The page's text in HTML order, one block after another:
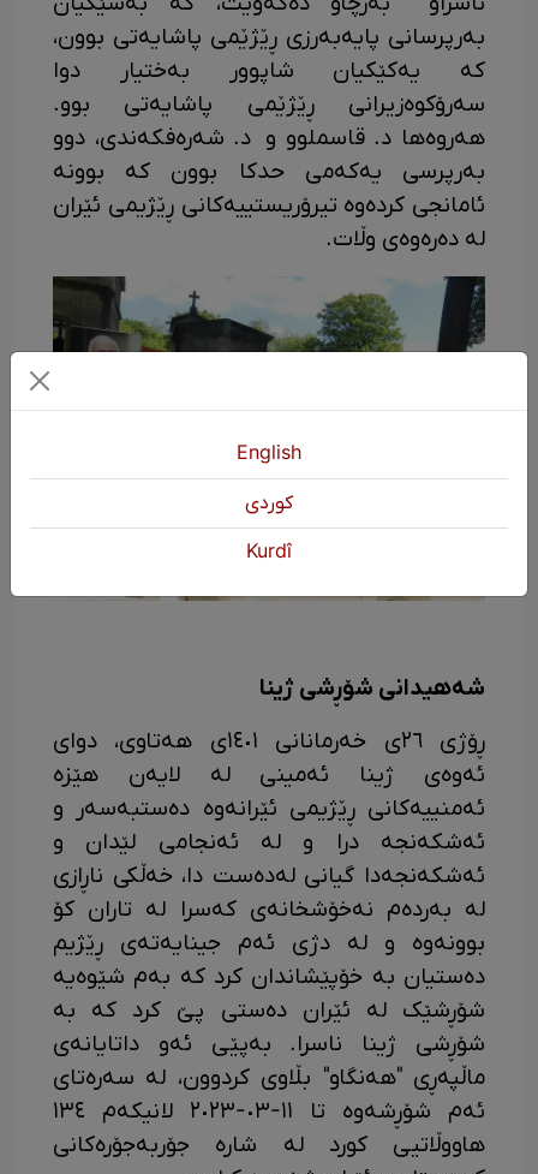
بەرپرسانی پایەبەرزی ڕێژێمی پاشایەتی بوون،
کە یەکێکیان شاپوور بەختیار دوا
سەرۆکوەزیرانی ڕێژێمی پاشایەتی بوو.
هەروەها د. قاسملوو و د. شەرەفکەندی، دوو
بەرپرسی یەکەمی حدکا بوون کە بوونە
ئامانجی کردەوە تیرۆریستییەکانی ڕێژیمی ئێران
لە دەرەوەی وڵات.
شەهیدانی شۆڕشی ژینا
ڕۆژی ٢٦ی خەرمانانی ١٤٠١ی هەتاوی، دوای
ئەوەی ژینا ئەمینی لە لایەن هێزە
ئەمنییەکانی ڕێژیمی ئێرانەوە دەستبەسەر و
ئەشکەنجە درا و لە ئەنجامی لێدان و
ئەشکەنجەدا گیانی لەدەست دا، خەڵکی ناڕازی
لە بەردەم نەخۆشخانەی کەسرا لە تاران کۆ
بوونەوە و لە دژی ئەم جینایەتەی ڕێژیم
دەستیان بە خۆپێشاندان کرد کە بەم شێوەیە
شۆڕشێک لە ئێران دەستی پێ کرد کە بە
شۆڕشی ژینا ناسرا. بەپێی ئەو داتایانەی
ماڵپەڕی "هەنگاو" بڵاوی کردوون، لە سەرەتای
ئەم شۆڕشەوە تا ١١-٠٣-٢٠٢٣ لانیکەم ١٣٤
هاووڵاتیی کورد لە شارە جۆربەجۆرەکانی
English
كوردی
Kurdî